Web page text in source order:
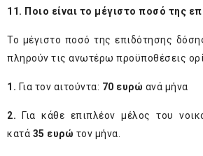
11. Ποιο είναι το μέγιστο ποσό της
Το μέγιστο ποσό της επιδότησης
πληρούν τις ανωτέρω προϋποθέσεις
1. Για τον αιτούντα: 70 ευρώ ανά μήνα
2. Για κάθε επιπλέον μέλος του
κατά 35 ευρώ τον μήνα.